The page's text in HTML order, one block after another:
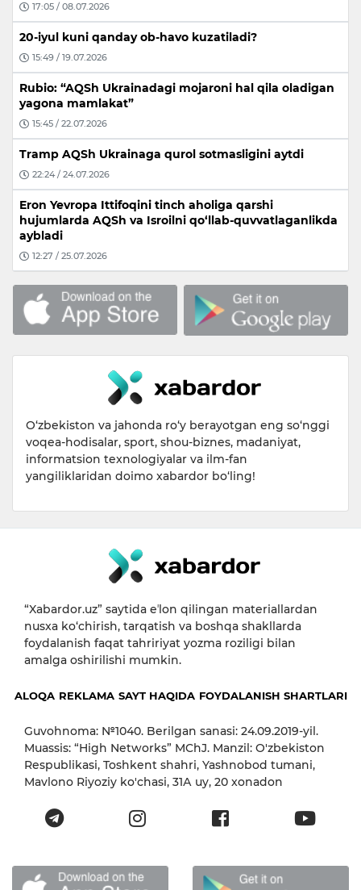
17:05 / 08.07.2026
20-iyul kuni qanday ob-havo kuzatiladi?
15:49 / 19.07.2026
Rubio: “AQSh Ukrainadagi mojaroni hal qila oladigan
yagona mamlakat”
15:45 / 22.07.2026
Tramp AQSh Ukrainaga qurol sotmasligini aytdi
22:24 / 24.07.2026
Eron Yevropa Ittifoqini tinch aholiga qarshi
hujumlarda AQSh va Isroilni qo‘llab-quvvatlaganlikda
aybladi
12:27 / 25.07.2026
O‘zbekiston va jahonda ro‘y berayotgan eng so‘nggi
voqea-hodisalar, sport, shou-biznes, madaniyat,
informatsion texnologiyalar va ilm-fan
yangiliklaridan doimo xabardor bo‘ling!
“Xabardor.uz” saytida eʼlon qilingan materiallardan
nusxa ko‘chirish, tarqatish va boshqa shakllarda
foydalanish faqat tahririyat yozma roziligi bilan
amalga oshirilishi mumkin.
ALOQA REKLAMA SAYT HAQIDA FOYDALANISH SHARTLARI
Guvohnoma: №1040. Berilgan sanasi: 24.09.2019-yil.
Muassis: “High Networks” MChJ. Manzil: O'zbekiston
Respublikasi, Toshkent shahri, Yashnobod tumani,
Mavlono Riyoziy ko'chasi, 31А uy, 20 xonadon